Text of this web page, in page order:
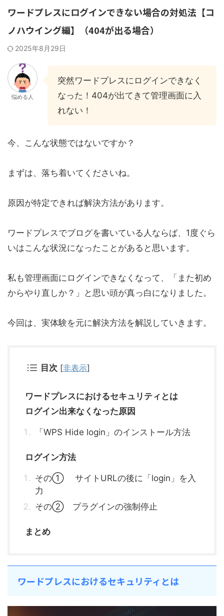
ワードプレスにログインできない場合の対処法【コ
ノハウイング編】（404が出る場合）
2025年8月29日
悩める人
突然ワードプレスにログインできなく
なった！404が出てきて管理画面に入
れない！
今、こんな状態ではないですか？
まずは、落ち着いてくださいね。
原因が特定できれば解決方法があります。
ワードプレスでブログを書いている人ならば、1度ぐら
いはこんな状況になったことがあると思います。
私も管理画面にログインできなくなって、「また初め
からやり直しか？」と思い頭が真っ白になりました。
今回は、実体験を元に解決方法を解説していきます。
目次 [非表示]
ワードプレスにおけるセキュリティとは
ログイン出来なくなった原因
「WPS Hide login」のインストール方法
ログイン方法
その① サイトURLの後に「login」を入
力
その② プラグインの強制停止
まとめ
ワードプレスにおけるセキュリティとは